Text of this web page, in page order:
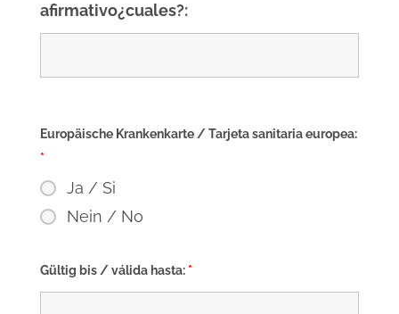
afirmativo¿cuales?:
Europäische Krankenkarte / Tarjeta sanitaria europea:
*
Ja / Si
Nein / No
Gültig bis / válida hasta: *